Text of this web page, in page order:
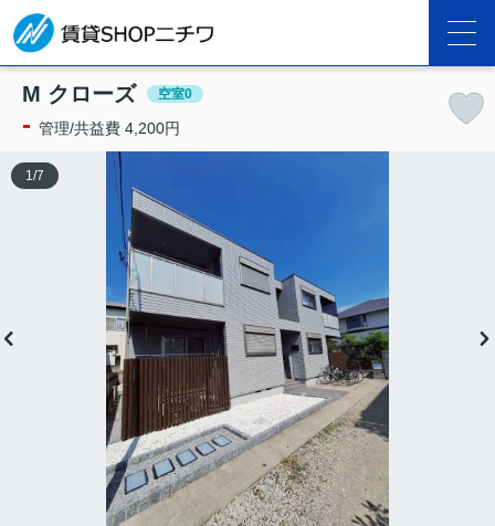
M クローズ 空室0
- 管理/共益費 4,200円
1 /7